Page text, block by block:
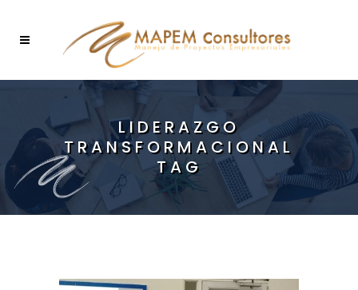
LIDERAZGO
TRANSFORMACIONAL
TAG